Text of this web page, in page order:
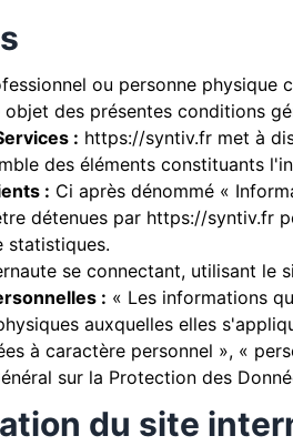
ou personne physique
des présentes conditions
: https://syntiv.fr met à
des éléments constituants
: Ci après dénommé «
détenues par https://syntiv.fr
statistiques.
se connectant, utilisant le
: « Les informations
auxquelles elles
à caractère personnel », «
sur la Protection des
du site